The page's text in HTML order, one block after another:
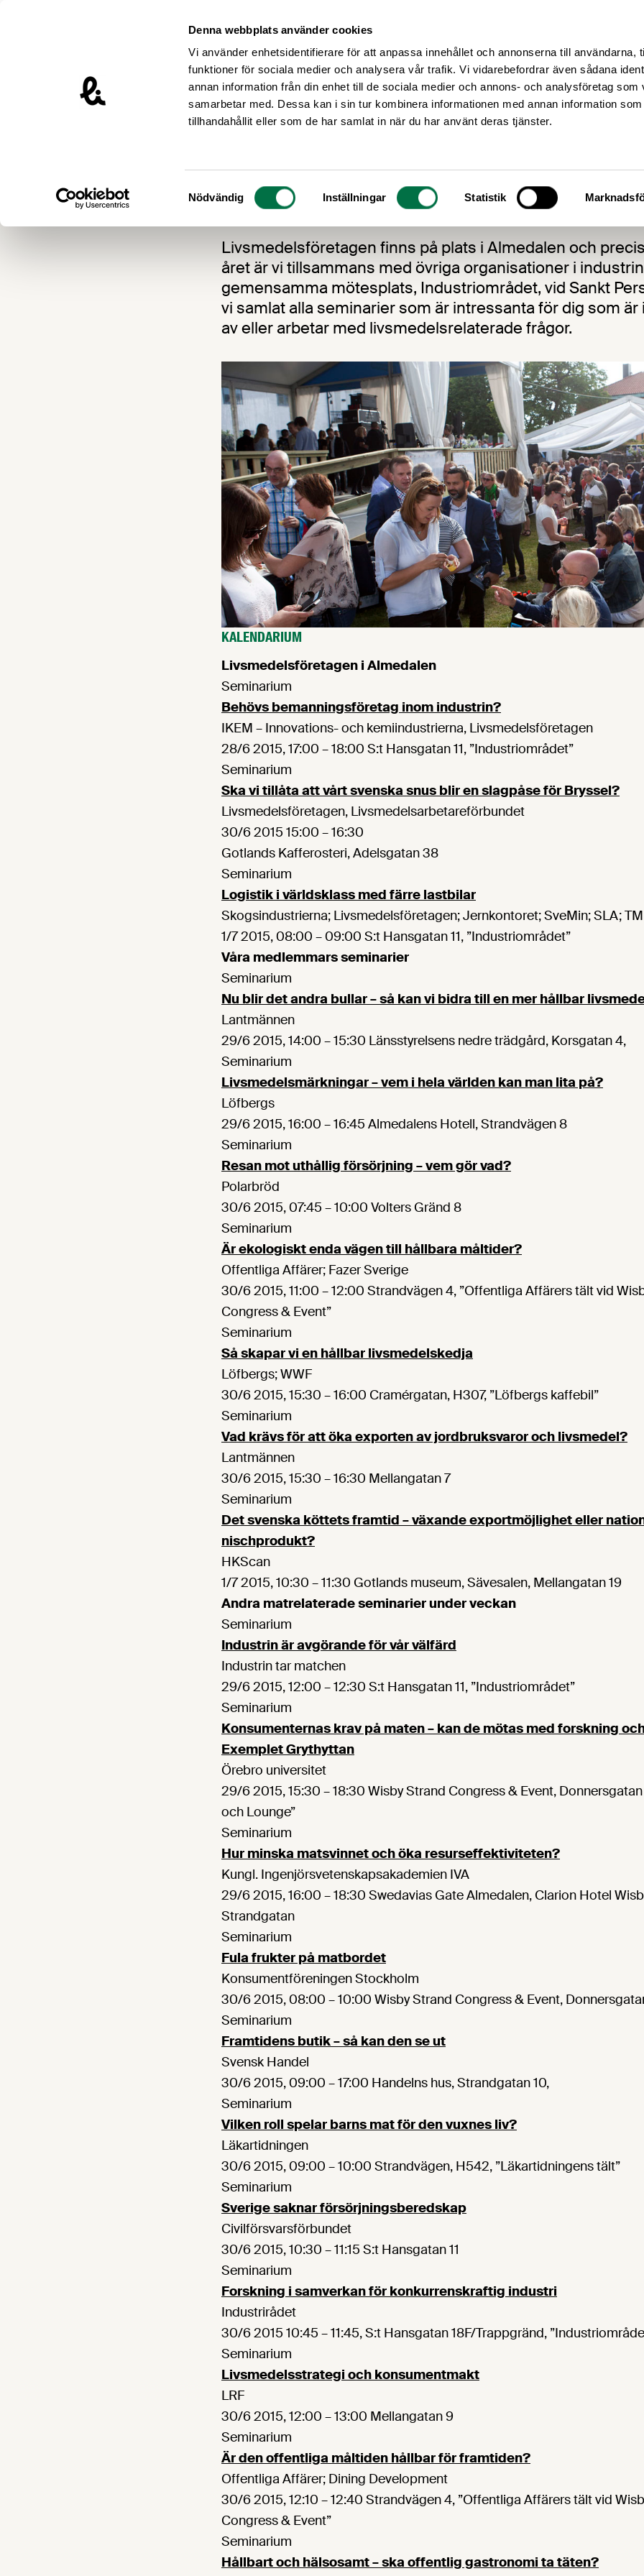
Denna webbplats använder cookies
Vi använder enhetsidentifierare för att anpassa innehållet och annonserna till användarna,
funktioner för sociala medier och analysera vår trafik. Vi vidarebefordrar även sådana
annan information från din enhet till de sociala medier och annons- och analysföretag som
samarbetar med. Dessa kan i sin tur kombinera informationen med annan information
tillhandahållit eller som de har samlat in när du har använt deras tjänster.
Samtyckesval
Nödvändig Inställningar Statistik
Livsmedelsföretagen – till startsidan
Nyheter
Möt oss i Almedalen
Livsmedelsföretagen finns på plats i Almedalen och
året är vi tillsammans med övriga organisationer i
gemensamma mötesplats, Industriområdet, vid Sankt
vi samlat alla seminarier som är intressanta för dig som
av eller arbetar med livsmedelsrelaterade frågor.
KALENDARIUM
Livsmedelsföretagen i Almedalen
Seminarium
Behövs bemanningsföretag inom industrin?
IKEM – Innovations- och kemiindustrierna, Livsmedelsföretagen
28/6 2015, 17:00 – 18:00 S:t Hansgatan 11, ”Industriområdet”
Seminarium
Ska vi tillåta att vårt svenska snus blir en slagpåse för Bryssel?
Livsmedelsföretagen, Livsmedelsarbetareförbundet
30/6 2015 15:00 – 16:30
Gotlands Kafferosteri, Adelsgatan 38
Seminarium
Logistik i världsklass med färre lastbilar
Skogsindustrierna; Livsmedelsföretagen; Jernkontoret; SveMin; SLA;
1/7 2015, 08:00 – 09:00 S:t Hansgatan 11, ”Industriområdet”
Våra medlemmars seminarier
Seminarium
Nu blir det andra bullar – så kan vi bidra till en mer hållbar
Lantmännen
29/6 2015, 14:00 – 15:30 Länsstyrelsens nedre trädgård, Korsgatan 4,
Seminarium
Livsmedelsmärkningar – vem i hela världen kan man lita på?
Löfbergs
29/6 2015, 16:00 – 16:45 Almedalens Hotell, Strandvägen 8
Seminarium
Resan mot uthållig försörjning – vem gör vad?
Polarbröd
30/6 2015, 07:45 – 10:00 Volters Gränd 8
Seminarium
Är ekologiskt enda vägen till hållbara måltider?
Offentliga Affärer; Fazer Sverige
30/6 2015, 11:00 – 12:00 Strandvägen 4, ”Offentliga Affärers tält vid
Congress & Event”
Seminarium
Så skapar vi en hållbar livsmedelskedja
Löfbergs; WWF
30/6 2015, 15:30 – 16:00 Cramérgatan, H307, ”Löfbergs kaffebil”
Seminarium
Vad krävs för att öka exporten av jordbruksvaror och livsmedel?
Lantmännen
30/6 2015, 15:30 – 16:30 Mellangatan 7
Seminarium
Det svenska köttets framtid – växande exportmöjlighet eller
nischprodukt?
HKScan
1/7 2015, 10:30 – 11:30 Gotlands museum, Sävesalen, Mellangatan 19
Andra matrelaterade seminarier under veckan
Seminarium
Industrin är avgörande för vår välfärd
Industrin tar matchen
29/6 2015, 12:00 – 12:30 S:t Hansgatan 11, ”Industriområdet”
Seminarium
Konsumenternas krav på maten – kan de mötas med forskning
Exemplet Grythyttan
Örebro universitet
29/6 2015, 15:30 – 18:30 Wisby Strand Congress & Event, Donnersgatan
och Lounge”
Seminarium
Hur minska matsvinnet och öka resurseffektiviteten?
Kungl. Ingenjörsvetenskapsakademien IVA
29/6 2015, 16:00 – 18:30 Swedavias Gate Almedalen, Clarion Hotel
Strandgatan
Seminarium
Fula frukter på matbordet
Konsumentföreningen Stockholm
30/6 2015, 08:00 – 10:00 Wisby Strand Congress & Event,
Seminarium
Framtidens butik – så kan den se ut
Svensk Handel
30/6 2015, 09:00 – 17:00 Handelns hus, Strandgatan 10,
Seminarium
Vilken roll spelar barns mat för den vuxnes liv?
Läkartidningen
30/6 2015, 09:00 – 10:00 Strandvägen, H542, ”Läkartidningens tält”
Seminarium
Sverige saknar försörjningsberedskap
Civilförsvarsförbundet
30/6 2015, 10:30 – 11:15 S:t Hansgatan 11
Seminarium
Forskning i samverkan för konkurrenskraftig industri
Industrirådet
30/6 2015 10:45 – 11:45, S:t Hansgatan 18F/Trappgränd,
Seminarium
Livsmedelsstrategi och konsumentmakt
LRF
30/6 2015, 12:00 – 13:00 Mellangatan 9
Seminarium
Är den offentliga måltiden hållbar för framtiden?
Offentliga Affärer; Dining Development
30/6 2015, 12:10 – 12:40 Strandvägen 4, ”Offentliga Affärers tält vid
Congress & Event”
Seminarium
Hållbart och hälsosamt – ska offentlig gastronomi ta täten?